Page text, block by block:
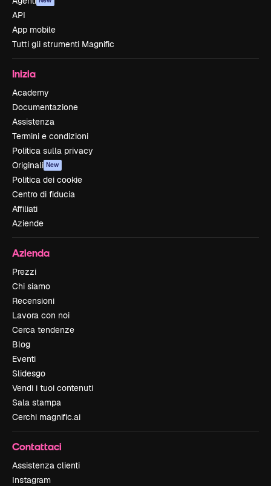
API
App mobile
Tutti gli strumenti Magnific
Inizia
Academy
Documentazione
Assistenza
Termini e condizioni
Politica sulla privacy
Originali New
Politica dei cookie
Centro di fiducia
Affiliati
Aziende
Azienda
Prezzi
Chi siamo
Recensioni
Lavora con noi
Cerca tendenze
Blog
Eventi
Slidesgo
Vendi i tuoi contenuti
Sala stampa
Cerchi magnific.ai
Contattaci
Assistenza clienti
Instagram